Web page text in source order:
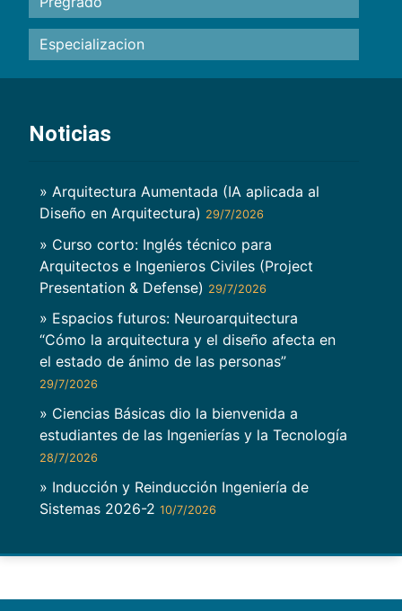
Especializacion
Noticias
» Arquitectura Aumentada (IA aplicada al
Diseño en Arquitectura) 29/7/2026
» Curso corto: Inglés técnico para
Arquitectos e Ingenieros Civiles (Project
Presentation & Defense) 29/7/2026
» Espacios futuros: Neuroarquitectura
“Cómo la arquitectura y el diseño afecta en
el estado de ánimo de las personas”
29/7/2026
» Ciencias Básicas dio la bienvenida a
estudiantes de las Ingenierías y la Tecnología
28/7/2026
» Inducción y Reinducción Ingeniería de
Sistemas 2026-2 10/7/2026